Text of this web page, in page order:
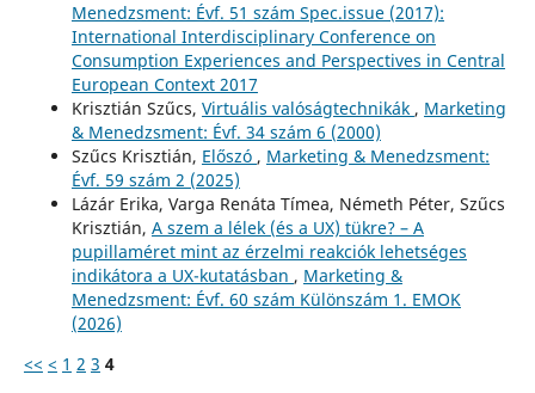
Menedzsment: Évf. 51 szám Spec.issue (2017):
International Interdisciplinary Conference on
Consumption Experiences and Perspectives in Central
European Context 2017
Krisztián Szűcs, Virtuális valóságtechnikák , Marketing
& Menedzsment: Évf. 34 szám 6 (2000)
Szűcs Krisztián, Előszó , Marketing & Menedzsment:
Évf. 59 szám 2 (2025)
Lázár Erika, Varga Renáta Tímea, Németh Péter, Szűcs
Krisztián, A szem a lélek (és a UX) tükre? – A
pupillaméret mint az érzelmi reakciók lehetséges
indikátora a UX-kutatásban , Marketing &
Menedzsment: Évf. 60 szám Különszám 1. EMOK
(2026)
<< < 1 2 3 4